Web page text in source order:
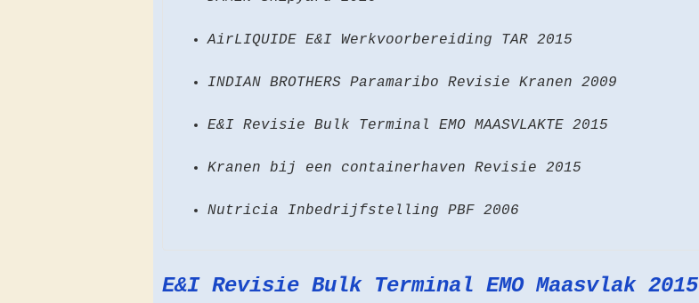
AirLIQUIDE E&I Werkvoorbereiding TAR 2015
INDIAN BROTHERS Paramaribo Revisie Kranen 2009
E&I Revisie Bulk Terminal EMO MAASVLAKTE 2015
Kranen bij een containerhaven Revisie 2015
Nutricia Inbedrijfstelling PBF 2006
E&I Revisie Bulk Terminal EMO Maasvlak 2015